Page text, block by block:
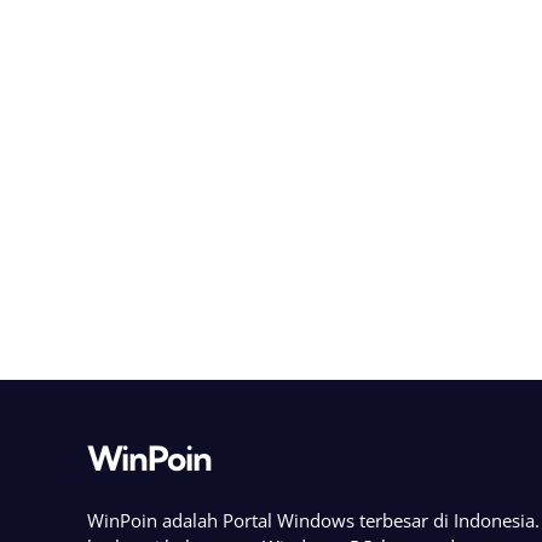
WinPoin
WinPoin adalah Portal Windows terbesar di